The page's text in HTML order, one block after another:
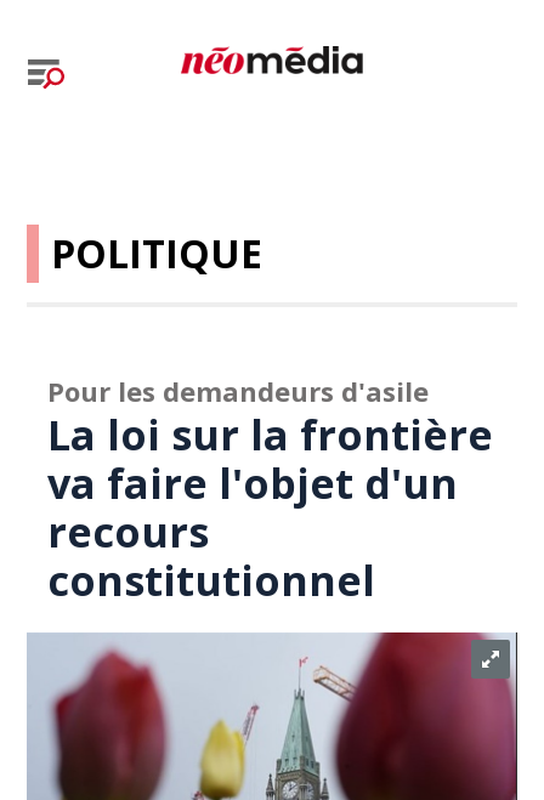
POLITIQUE
Pour les demandeurs d'asile
La loi sur la frontière
va faire l'objet d'un
recours
constitutionnel